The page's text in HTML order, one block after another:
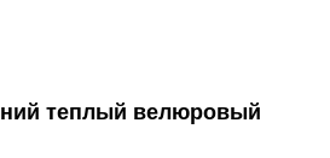
теплый велюровый